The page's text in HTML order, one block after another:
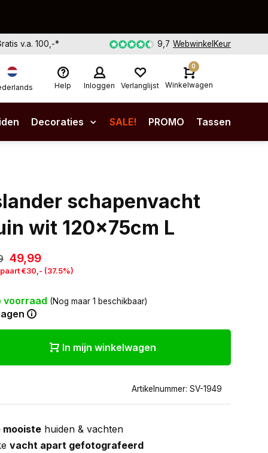
v.a. 100,-* 9,7 WebwinkelKeur
Help Inloggen Verlanglijst
0
Winkelwagen
Decoraties SALE! PROMO Tassen
schapenvacht
wit 120x75cm L
49,99
€30,- (37.5%)
voorraad (Nog maar 1 beschikbaar)
In mijn winkelwagen
Artikelnummer: SV-1949
mooiste huiden & vachten
vacht apart gefotografeerd